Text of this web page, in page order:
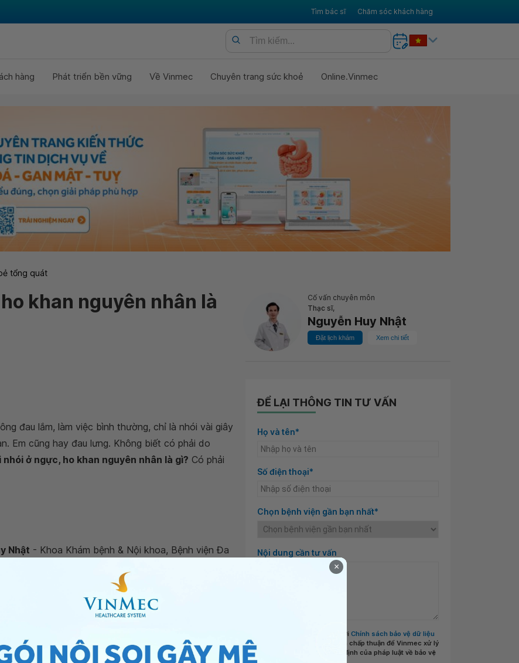
Tìm bác sĩ Chăm sóc khách hàng
hàng Phát triển bền vững Về Vinmec Chuyên trang sức khoẻ Online.Vinmec
tổng quát
khan nguyên nhân là
Cố vấn chuyên môn
Thạc sĩ,
Nguyễn Huy Nhật
Đặt lịch khám Xem chi tiết
đau lắm, làm việc bình thường, chỉ là nhói vài giây
Em cũng hay đau lưng. Không biết có phải do
nhói ở ngực, ho khan nguyên nhân là gì? Có phải
Nhật - Khoa Khám bệnh & Nội khoa, Bệnh viện Đa
nhân là gì? ”, bác sĩ xin giải đáp như sau:
loạn thần kinh thực vật, ho hay đau lưng cũng có
thì triệu chứng thường gặp là sốt, ho, chảy mũi,
ĐỂ LẠI THÔNG TIN TƯ VẤN
Họ và tên*
Số điện thoại*
Chọn bệnh viện gần bạn nhất*
Nội dung cần tư vấn
Tôi đã đọc và đồng ý với Chính sách bảo vệ dữ liệu
và chấp thuận để Vinmec xử lý
DLCN của tôi theo quy định của pháp luật về bảo vệ
×